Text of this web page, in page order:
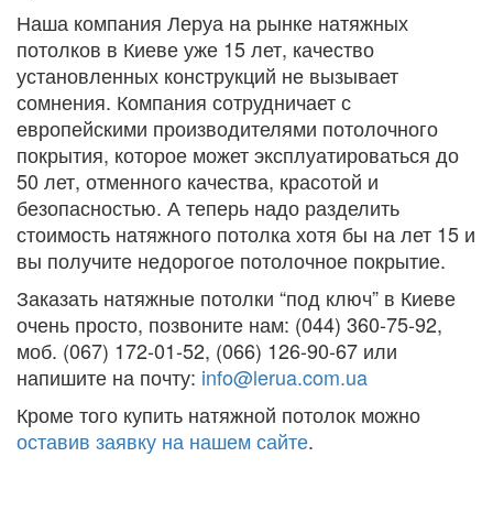
Наша компания Леруа на рынке натяжных
потолков в Киеве уже 15 лет, качество
установленных конструкций не вызывает
сомнения. Компания сотрудничает с
европейскими производителями потолочного
покрытия, которое может эксплуатироваться до
50 лет, отменного качества, красотой и
безопасностью. А теперь надо разделить
стоимость натяжного потолка хотя бы на лет 15 и
вы получите недорогое потолочное покрытие.
Заказать натяжные потолки “под ключ” в Киеве
очень просто, позвоните нам: (044) 360-75-92,
моб. (067) 172-01-52, (066) 126-90-67 или
напишите на почту: info@lerua.com.ua
Кроме того купить натяжной потолок можно
оставив заявку на нашем сайте.